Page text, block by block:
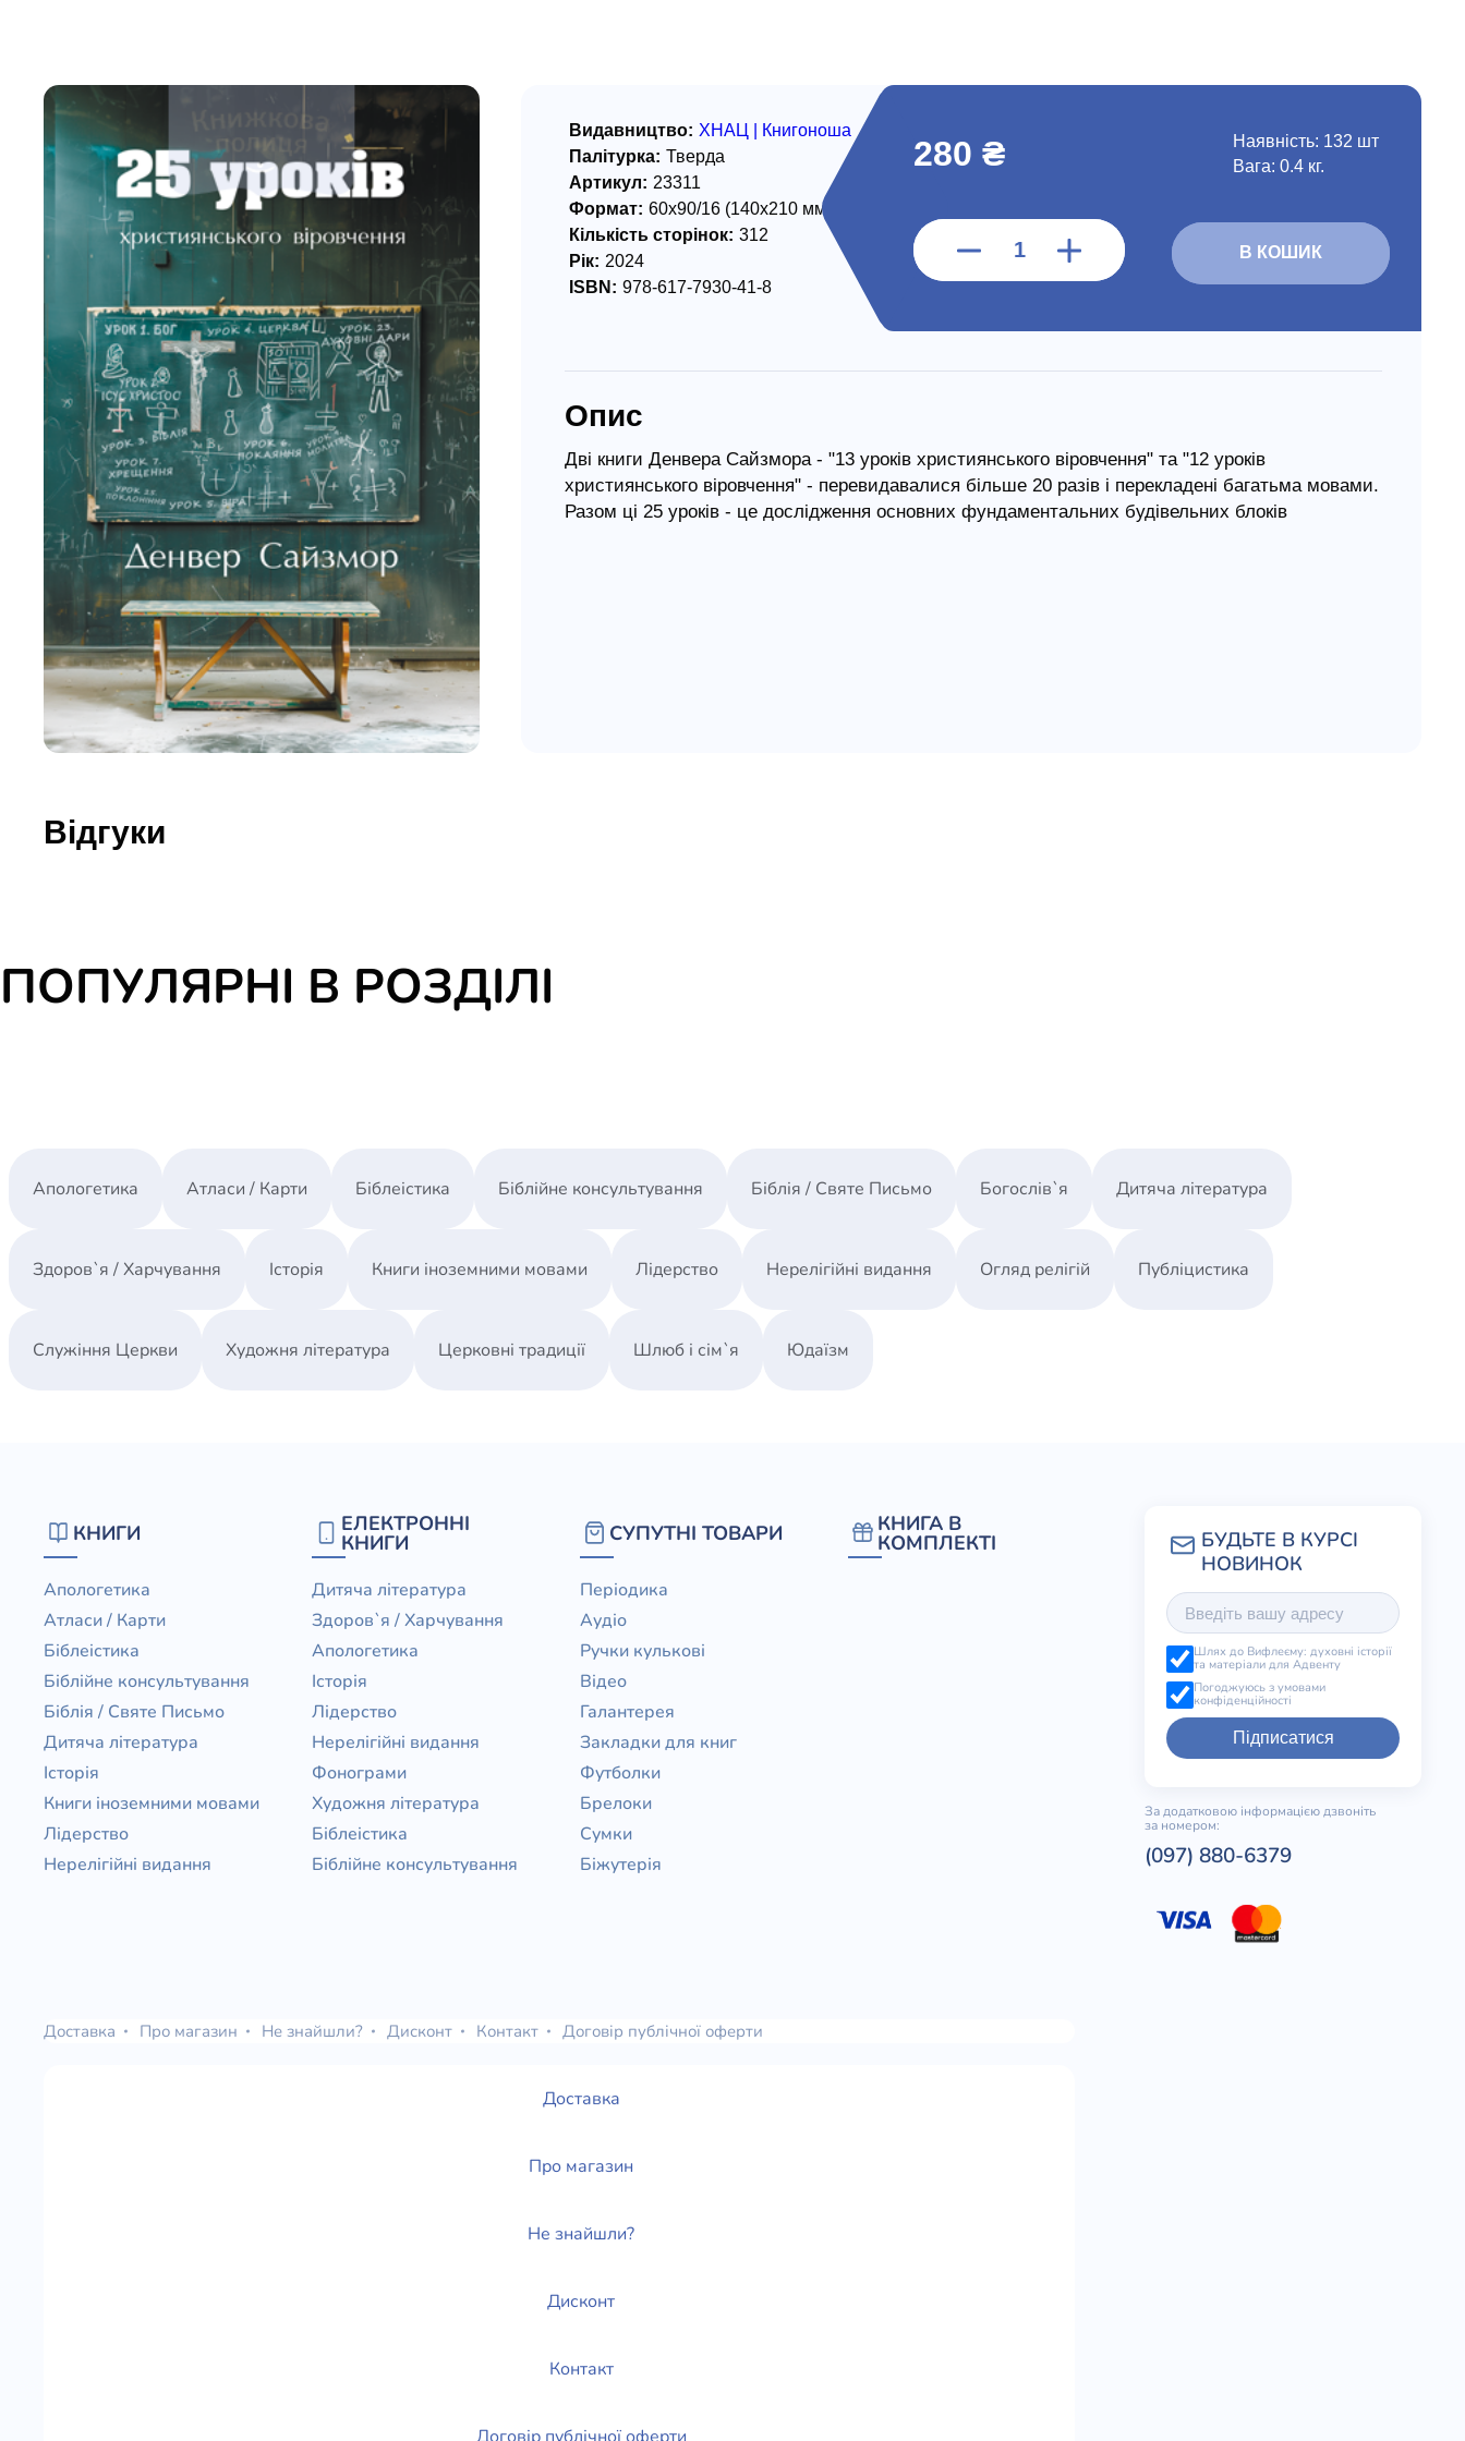
Новинки
Свіжі надходження, актуальна
література та нові автори на нашій
полиці.
Історія
Книги іноземними мовами
Нерелігійні видання
Служіння Церкви
Публіцистика
Богослів`я
Шлюб і сім`я
Здоров`я / Харчування
Юдаїзм
Огляд релігій
Художня література
280 ₴ Наявність: 132 шт
Вага: 0.4 кг.
В КОШИК
Видавництво: ХНАЦ | Книгоноша
Палітурка: Тверда
Артикул: 23311
Формат: 60х90/16 (140х210 мм)
Кількість сторінок: 312
Рік: 2024
ISBN: 978-617-7930-41-8
Опис
Дві книги Денвера Сайзмора - "13 уроків християнського віровчення" та "12 уроків
християнського віровчення" - перевидавалися більше 20 разів і перекладені багатьма мовами.
Разом ці 25 уроків - це дослідження основних фундаментальних будівельних блоків
Урок 21. Особа та дар Святого Духа
Урок 24. Дар мов
Відгуки
ПОПУЛЯРНІ В РОЗДІЛІ
Апологетика Атласи / Карти Біблеістика Біблійне консультування Біблія / Святе Письмо Богослів`я Дитяча література
Здоров`я / Харчування Історія Книги іноземними мовами Лідерство Нерелігійні видання Огляд релігій Публіцистика
Служіння Церкви Художня література Церковні традиції Шлюб і сім`я Юдаїзм
КНИГИ
Апологетика
Атласи / Карти
Біблеістика
Біблійне консультування
Біблія / Святе Письмо
Дитяча література
Історія
Книги іноземними мовами
Лідерство
Нерелігійні видання
ЕЛЕКТРОННІ
КНИГИ
Дитяча література
Здоров`я / Харчування
Апологетика
Історія
Лідерство
Нерелігійні видання
Фонограми
Художня література
Біблеістика
Біблійне консультування
СУПУТНІ ТОВАРИ
Періодика
Аудіо
Ручки кулькові
Відео
Галантерея
Закладки для книг
Футболки
Брелоки
Сумки
Біжутерія
КНИГА В
КОМПЛЕКТІ
Шлях до Вифлеєму: духовні історії
та матеріали для Адвенту
Погоджуюсь з умовами
конфіденційності
Підписатися
За додатковою інформацією дзвоніть
за номером:
(097) 880-6379
Доставка Про магазин Не знайшли? Дисконт Контакт Договір публічної оферти
Доставка
Про магазин
Не знайшли?
Дисконт
Контакт